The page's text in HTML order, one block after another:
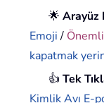
🌟Arayüz
Emoji/
kapatmak
👍Tek
Kimlik Avı E-